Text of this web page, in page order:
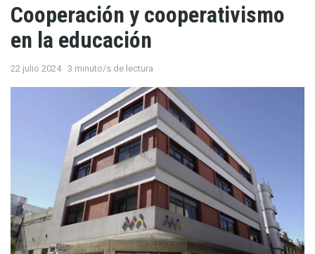
Cooperación y cooperativismo
en la educación
22 julio 2024 3 minuto/s de lectura